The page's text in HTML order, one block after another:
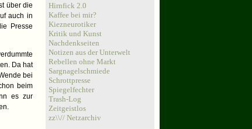
über die
auch in
Presse
Da hat
bei
beim
es zur
Hirnfick 2.0
Kaffee bei mir?
Kiezneurotiker
Kritik und Kunst
Nachdenkseiten
Notizen aus der Unterwelt
Rebellen ohne Markt
Sargnagelschmiede
Schrottpresse
Spiegelfechter
Trash-Log
Zeitgeistlos
zz\\// Netzarchiv